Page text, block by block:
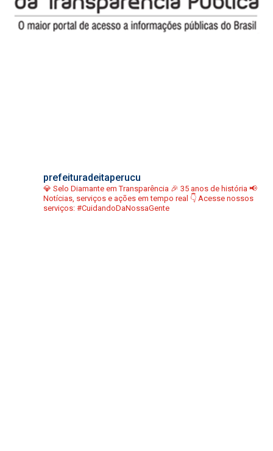
prefeituradeitaperucu
💎 Selo Diamante em Transparência 🎉 35 anos de história 📢
Notícias, serviços e ações em tempo real 👇 Acesse nossos
serviços: #CuidandoDaNossaGente